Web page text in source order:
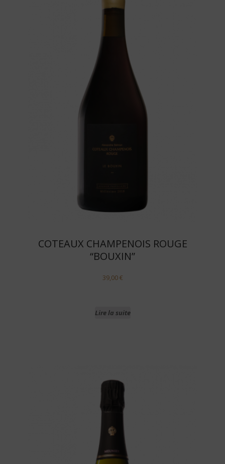
COTEAUX CHAMPENOIS ROUGE
“BOUXIN”
39,00€
Lire la suite